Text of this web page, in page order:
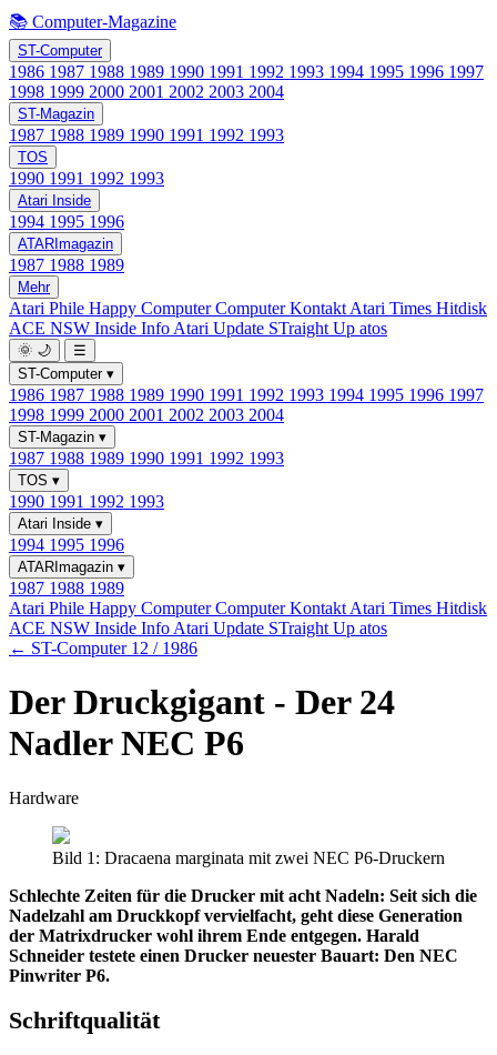
📚 Computer-Magazine
ST-Computer
1986 1987 1988 1989 1990 1991 1992 1993 1994 1995 1996 1997
1998 1999 2000 2001 2002 2003 2004
ST-Magazin
1987 1988 1989 1990 1991 1992 1993
TOS
1990 1991 1992 1993
Atari Inside
1994 1995 1996
ATARImagazin
1987 1988 1989
Mehr
Atari Phile Happy ComputerComputer Kontakt Atari Times Hitdisk
ACE NSW Inside Info Atari Update STraight Up atos
🌞 🌙
☰
ST-Computer ▾
1986 1987 1988 1989 1990 1991 1992 1993 1994 1995 1996 1997
1998 1999 2000 2001 2002 2003 2004
ST-Magazin ▾
1987 1988 1989 1990 1991 1992 1993
TOS ▾
1990 1991 1992 1993
Atari Inside ▾
1994 1995 1996
ATARImagazin ▾
1987 1988 1989
Atari Phile Happy ComputerComputer Kontakt Atari Times Hitdisk
ACE NSW Inside Info Atari Update STraight Up atos
← ST-Computer 12 / 1986
Der Druckgigant - Der 24
Nadler NEC P6
Hardware
Bild 1: Dracaena marginata mit zwei NEC P6-Druckern
Schlechte Zeiten für die Drucker mit acht Nadeln: Seit sich die
Nadelzahl am Druckkopf vervielfacht, geht diese Generation
der Matrixdrucker wohl ihrem Ende entgegen. Harald
Schneider testete einen Drucker neuester Bauart: Den NEC
Pinwriter P6.
Schriftqualität